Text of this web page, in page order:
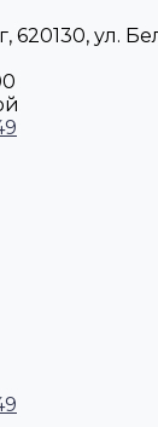
620130, ул.